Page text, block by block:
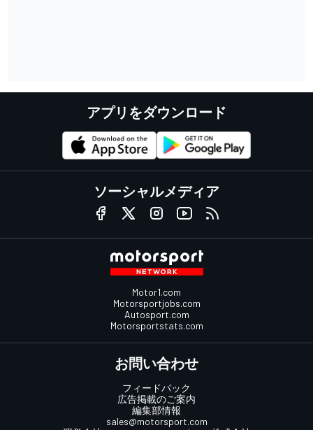
アプリをダウンロード
ソーシャルメディア
Motor1.com
Motorsportjobs.com
Autosport.com
Motorsportstats.com
お問い合わせ
フィードバック
広告掲載のご案内
編集部情報
sales@motorsport.com